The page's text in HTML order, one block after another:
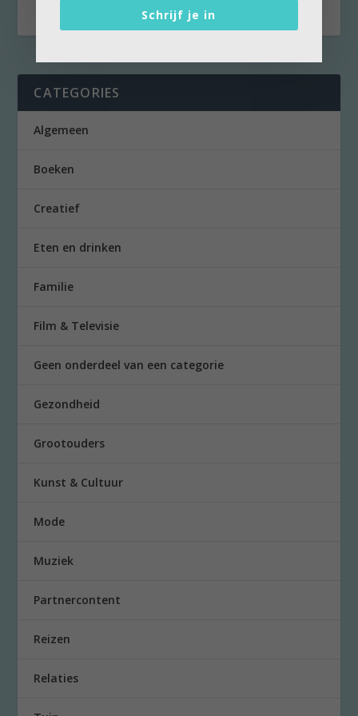
CATEGORIES
Algemeen
Boeken
Creatief
Eten en drinken
Familie
Film & Televisie
Geen onderdeel van een categorie
Gezondheid
Grootouders
Kunst & Cultuur
Mode
Muziek
Partnercontent
Reizen
Relaties
Schrijf je in